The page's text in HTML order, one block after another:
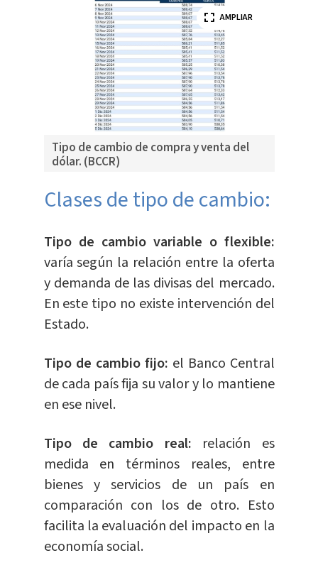
Tipo de cambio de compra y venta del
dólar. (BCCR)
AMPLIAR
Clases de tipo de cambio:
Tipo de cambio variable o flexible:
varía según la relación entre la oferta
y demanda de las divisas del mercado.
En este tipo no existe intervención del
Estado.
Tipo de cambio fijo: el Banco Central
de cada país fija su valor y lo mantiene
en ese nivel.
Tipo de cambio real: relación es
medida en términos reales, entre
bienes y servicios de un país en
comparación con los de otro. Esto
facilita la evaluación del impacto en la
economía social.